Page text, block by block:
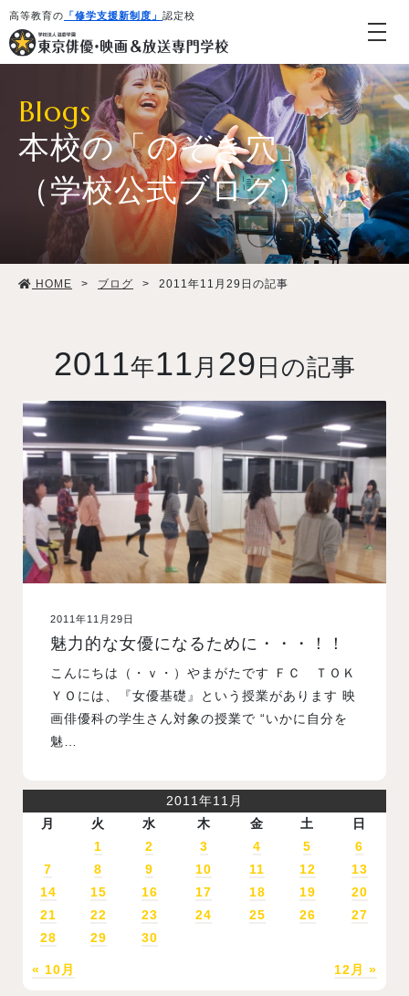
高等教育の 「修学支援新制度」 認定校
学校紹介・教育システム
学生生活
就職・デビュー
入試案内
学校情報
オープンキャンパス
訪問者別メニュー
Blogs
本校の「のぞき穴」
（学校公式ブログ）
HOME > ブログ > 2011年11月29日の記事
2011年11 月 29 日の記事
2011年11月29日
魅力的な女優になるために・・・！！
こんにちは（・ｖ・）やまがたです ＦＣ ＴＯＫ
ＹＯには、『女優基礎』という授業があります 映
画俳優科の学生さん対象の授業で “いかに自分を
魅…
2011年11月
月
火 水 木 金 土 日
« 10月 12月 »
1 2 3 4 5
6
7
8 9 10 11 12
13
14
15 16 17 18 19
20
21
22 23 24 25 26
27
28
29 30